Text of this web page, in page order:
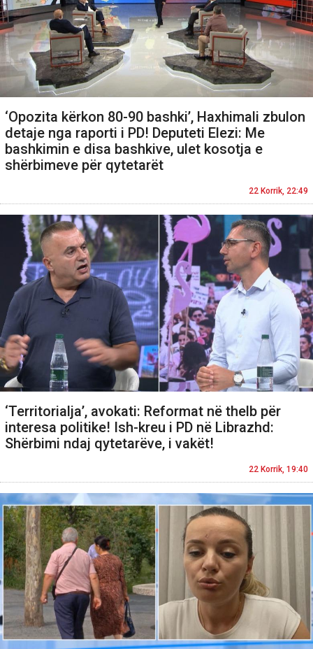
‘Opozita kërkon 80-90 bashki’, Haxhimali zbulon
detaje nga raporti i PD! Deputeti Elezi: Me
bashkimin e disa bashkive, ulet kosotja e
shërbimeve për qytetarët
22 Korrik, 22:49
‘Territorialja’, avokati: Reformat në thelb për
interesa politike! Ish-kreu i PD në Librazhd:
Shërbimi ndaj qytetarëve, i vakët!
22 Korrik, 19:40